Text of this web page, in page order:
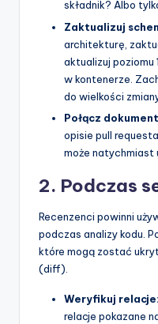
składnik? Albo
Zaktualizuj
architekturę,
aktualizuj poziomu
w kontenerze.
do wielkości
Połącz
opisie pull
może natychmiast
2. Podczas
Recenzenci powinni
podczas analizy kodu.
które mogą zostać
(diff).
Weryfikuj relacje:
relacje pokazane